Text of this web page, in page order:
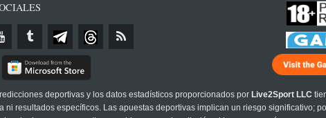
deportivas y los datos estadísticos proporcionados por Live2Sport LLC
resultados específicos. Las apuestas deportivas implican un riesgo significativo;